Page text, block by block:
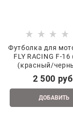
Футболка для
FLY RACING F-
(красный/
2 500
ДОБАВИТЬ